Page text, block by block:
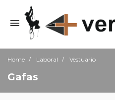
Home Laboral Vestuario
Gafas